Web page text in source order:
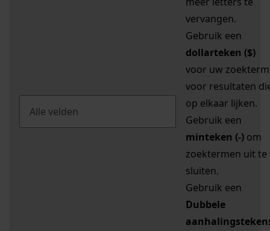
vervangen.
Gebruik een
dollarteken ($)
voor uw zoekterm
voor resultaten
op elkaar lijken.
Gebruik een
minteken (-) om
zoektermen uit te
sluiten.
Gebruik een
Dubbele